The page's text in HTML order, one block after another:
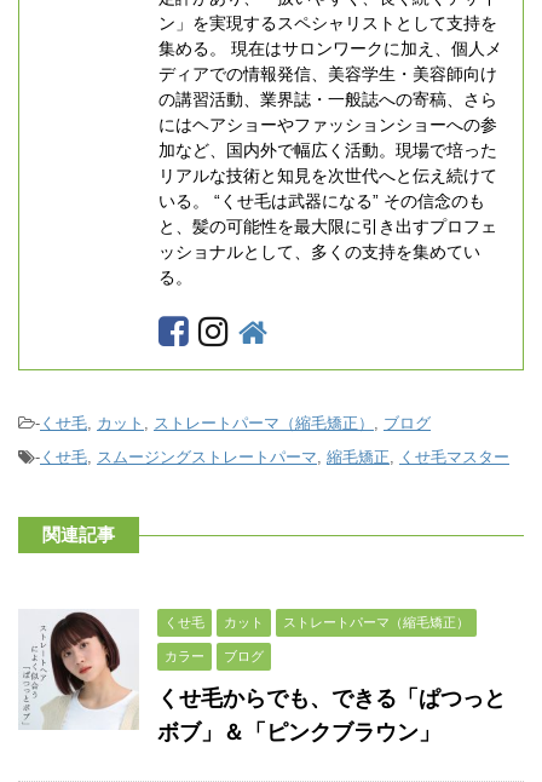
ン」を実現するスペシャリストとして支持を
集める。 現在はサロンワークに加え、個人メ
ディアでの情報発信、美容学生・美容師向け
の講習活動、業界誌・一般誌への寄稿、さら
にはヘアショーやファッションショーへの参
加など、国内外で幅広く活動。現場で培った
リアルな技術と知見を次世代へと伝え続けて
いる。 “くせ毛は武器になる” その信念のも
と、髪の可能性を最大限に引き出すプロフェ
ッショナルとして、多くの支持を集めてい
る。
- くせ毛, カット , ストレートパーマ（縮毛矯正） , ブログ
- くせ毛, スムージングストレートパーマ, 縮毛矯正, くせ毛マスター
関連記事
くせ毛 カット ストレートパーマ（縮毛矯正）
カラー ブログ
くせ毛からでも、できる「ぱつっと
ボブ」＆「ピンクブラウン」